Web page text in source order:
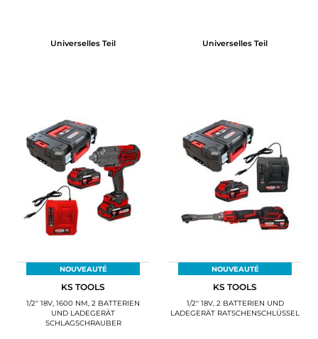
Universelles Teil Universelles Teil
NOUVEAUTÉ
KS TOOLS
1/2'' 18V, 1600 NM, 2 BATTERIEN
UND LADEGERÄT
SCHLAGSCHRAUBER
NOUVEAUTÉ
KS TOOLS
1/2'' 18V, 2 BATTERIEN UND
LADEGERÄT RATSCHENSCHLÜSSEL